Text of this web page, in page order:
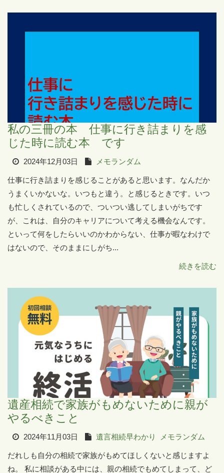
私の三冊の本 仕事に行き詰まりを感
じた時に読む本 です
2024年12月03日 メモランダム
仕事に行き詰まりを感じることがあると思います。なんだか
うまくいかないな。いつもと違う。と感じるときです。いつ
も忙しくされているので、ついつい逃してしまいがちです
が、これは、自分のキャリアについて考える機会なんです。
といって何をしたらいいのかわからない、仕事が暇なわけで
はないので、そのままにしがち...
続きを読む
遺産相続で家族がもめないために親が
やるべきこと
2024年11月03日 遺言相続早わかり メモランダム
だれしも自分の相続で家族がもめてほしくないと感じますよ
ね。 私に相談がある中には、親の相続でもめてしまって、ど